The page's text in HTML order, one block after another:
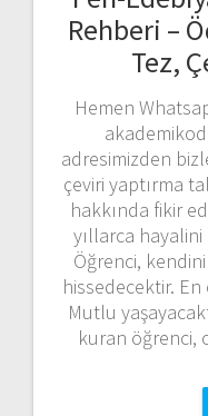
Rehberi –
Tez,
Hemen
adresimizden
çeviri yaptırma
hakkında fikir
yıllarca
Öğrenci,
hissedecektir.
Mutlu
kuran öğrenci,